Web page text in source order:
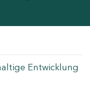
Entwicklung